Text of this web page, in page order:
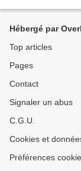
Hébergé par
Top articles
Pages
Contact
Signaler un abus
C.G.U.
Cookies et
Préférences